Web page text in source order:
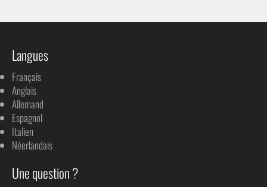
Langues
Français
Anglais
Allemand
Espagnol
Italien
Néerlandais
Une question ?